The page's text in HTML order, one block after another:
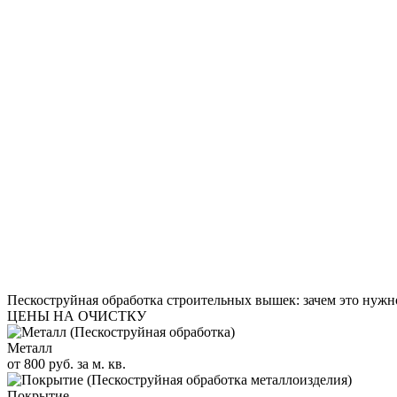
Пескоструйная обработка строительных вышек: зачем это
ЦЕНЫ НА ОЧИСТКУ
Металл
от 800 руб. за м. кв.